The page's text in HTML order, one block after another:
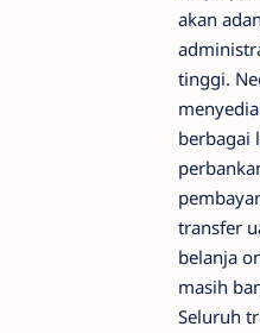
akan
tinggi.
berbagai
transfer
belanja
masih
Seluruh